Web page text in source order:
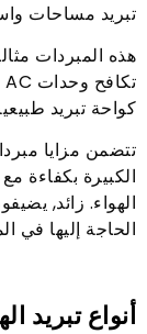
تبريد مساحات
هذه المبردات
كواحة تبريد
تتضمن مزايا
الكبيرة بكفاءة
الهواء. زائد,
الحاجة إليها في
أنواع تبريد